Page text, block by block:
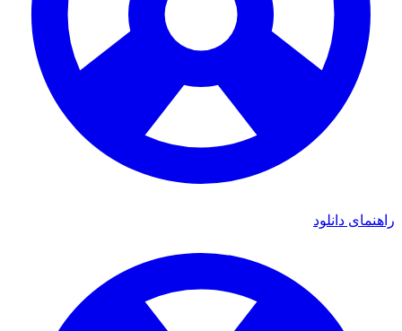
راهنمای دانلود